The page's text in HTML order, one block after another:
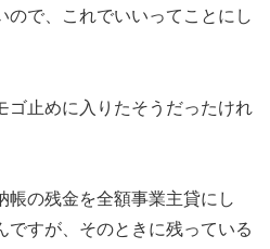
ので、これでいいってことにし
ゴ止めに入りたそうだったけれ
帳の残金を全額事業主貸にし
ですが、そのときに残っている